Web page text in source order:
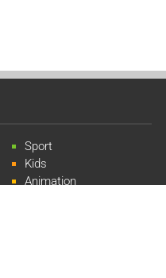
Sport
Kids
Animation